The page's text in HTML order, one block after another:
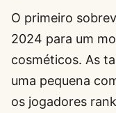
O primeiro
2024 para um
cosméticos. As
uma pequena
os jogadores